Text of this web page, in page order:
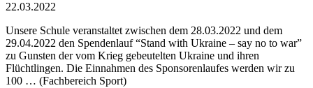
22.03.2022
Unsere Schule veranstaltet zwischen dem 28.03.2022 und dem
29.04.2022 den Spendenlauf “Stand with Ukraine – say no to war”
zu Gunsten der vom Krieg gebeutelten Ukraine und ihren
Flüchtlingen. Die Einnahmen des Sponsorenlaufes werden wir zu
100 … (Fachbereich Sport)